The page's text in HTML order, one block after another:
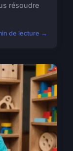
résoudre
de lecture →